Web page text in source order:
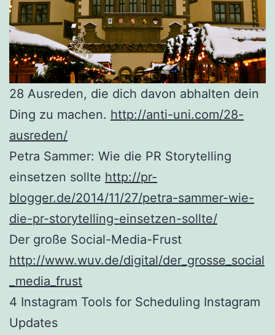
28 Ausreden, die dich davon abhalten dein
Ding zu machen. http://anti-uni.com/28-
ausreden/
Petra Sammer: Wie die PR Storytelling
einsetzen sollte http://pr-
blogger.de/2014/11/27/petra-sammer-wie-
die-pr-storytelling-einsetzen-sollte/
Der große Social-Media-Frust
http://www.wuv.de/digital/der_grosse_social
_media_frust
4 Instagram Tools for Scheduling Instagram
Updates